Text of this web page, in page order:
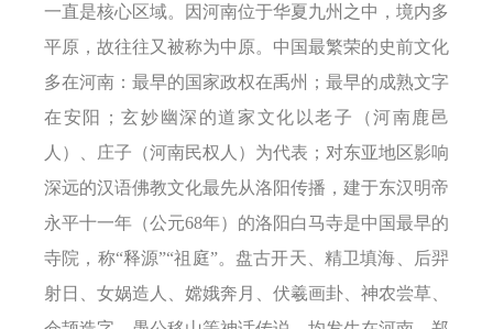
一直是核心区域。因河南位于华夏九州之中，境内多
平原，故往往又被称为中原。中国最繁荣的史前文化
多在河南： 最早的国家政权在禹州 ； 最早的成熟文字
在安阳
； 玄妙幽深的道家文化以老子 （河南鹿邑
人）
庄子 （河南民权人 ） 为代表 ； 对东亚地区影响
深远的汉语佛教文化最先从洛阳传播 ， 建于东汉明帝
永平十一年（公元68年） 的洛阳白马寺是中国最早的
寺院，称“释源”“祖庭”。盘古开天、精卫填海、后羿
射日、女娲造人、嫦娥奔月、伏羲画卦、神农尝草、